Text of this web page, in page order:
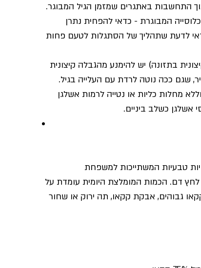
התחשבות באתגרים שמזמן הגיל המבוגר.
המבוגרת - כדאי להפחית נתרן
לדעת שתהליך של הסתגלות לטעם פחות
בתזונה) יש להימנע מהגבלה קיצונית
שגם ככה נוטה לרדת עם העלייה בגיל.
דם וללא מחלות כליות או נטייה לרמות אשלגן
כשלב ביניים.
טבעיות המשתייכות למשפחת
לחץ דם. הכמות המומלצת היומית עומדת על
קקאו גבוהים, אבקת קקאו, תה ירוק או שחור